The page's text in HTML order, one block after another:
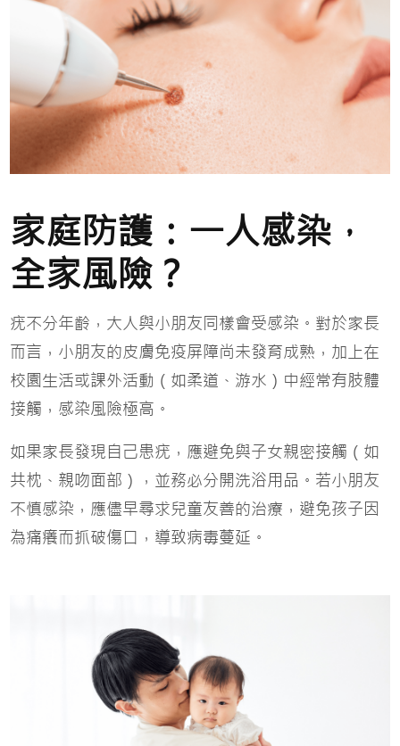
家庭防護：一人感染，
全家風險？
疣不分年齡，大人與小朋友同樣會受感染。對於家長
而言，小朋友的皮膚免疫屏障尚未發育成熟，加上在
校園生活或課外活動（如柔道、游水）中經常有肢體
接觸，感染風險極高。
如果家長發現自己患疣，應避免與子女親密接觸（如
共枕、親吻面部），並務必分開洗浴用品。若小朋友
不慎感染，應儘早尋求兒童友善的治療，避免孩子因
為痛癢而抓破傷口，導致病毒蔓延。